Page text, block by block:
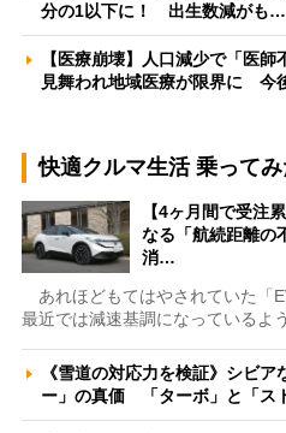
分の1以下に！ 出生数減がも…
【医療崩壊】人口減少で「医
見舞われ地域医療が限界に 今
快適クルマ生活 乗って
【4ヶ月間で受注
なる「航続距離の
消…
あれほどもてはやされていた「
最近では減速基調になっているよ
《雪道の対応力を検証》シビ
ー」の真価 「ターボ」と「ス